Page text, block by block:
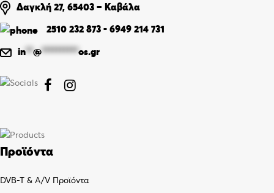
Δαγκλή 27, 65403 – Καβάλα
2510 232 873 - 6949 214 731
in**@**********os.gr
 
Προϊόντα
DVB-T & A/V Προϊόντα